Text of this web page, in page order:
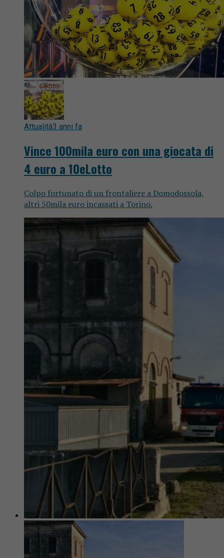
Attualità3 anni fa
Vince 100mila euro con una giocata di
4 euro a 10eLotto
Colpo fortunato di un frontaliere a Domodossola,
altri 50mila euro incassati a Torino.